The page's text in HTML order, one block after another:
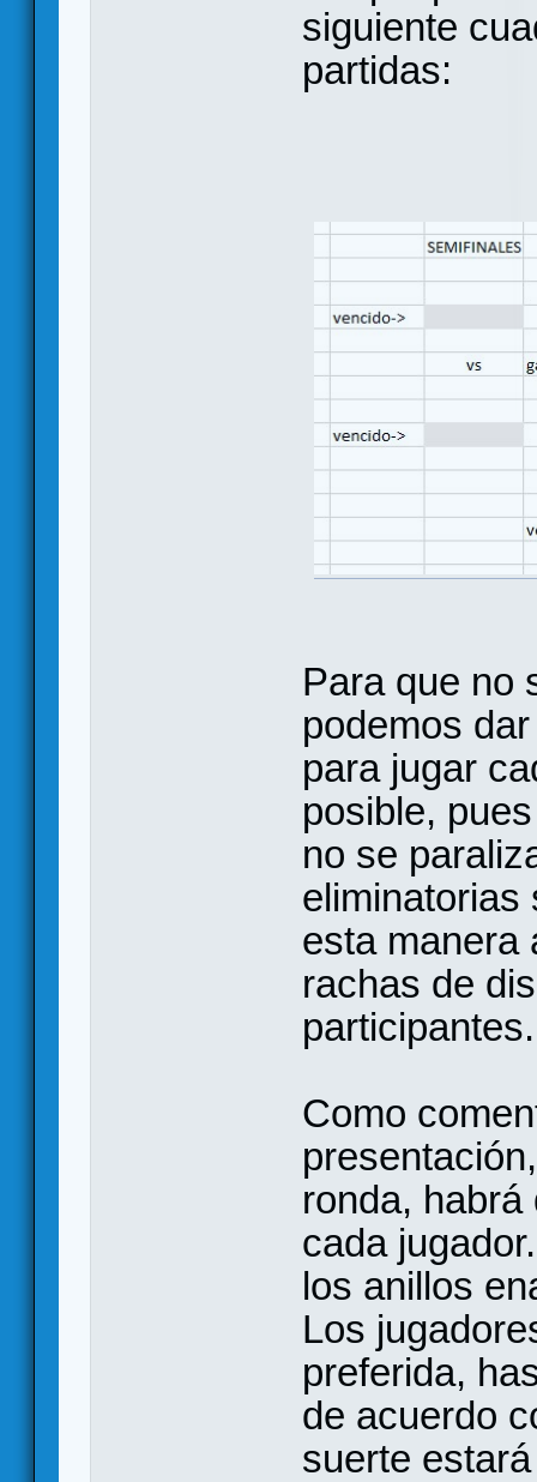
siguiente
partidas:
Para que no
podemos
para jugar
posible,
no se
eliminatorias
esta manera
rachas de
participantes.
Como
ronda,
cada
los anillos
Los
preferida,
de acuerdo
suerte